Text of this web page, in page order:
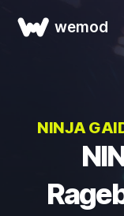
wemod
NINJA